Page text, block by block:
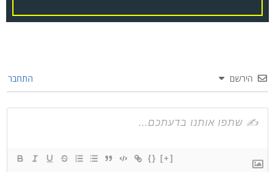
הירשם התחבר
{}